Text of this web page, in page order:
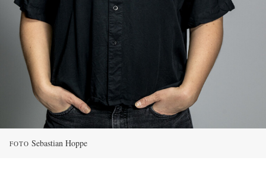
FOTO Sebastian Hoppe